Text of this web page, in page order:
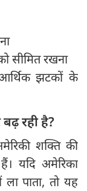
सीमित रखना
झटकों के
रही है?
शक्ति की
यदि अमेरिका
ला पाता, तो यह